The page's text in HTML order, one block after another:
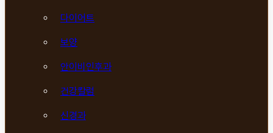
다이어트
보양
안이비인후과
건강칼럼
신경과